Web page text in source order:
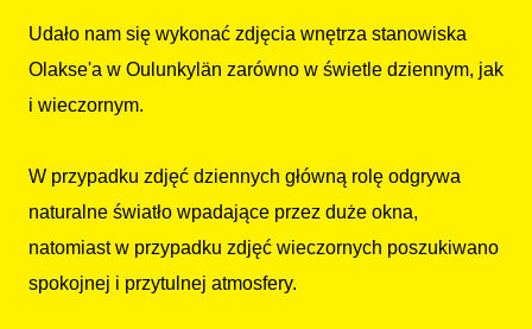
Udało nam się wykonać zdjęcia wnętrza stanowiska
Olakse'a w Oulunkylän zarówno w świetle dziennym, jak
i wieczornym.
W przypadku zdjęć dziennych główną rolę odgrywa
naturalne światło wpadające przez duże okna,
natomiast w przypadku zdjęć wieczornych poszukiwano
spokojnej i przytulnej atmosfery.